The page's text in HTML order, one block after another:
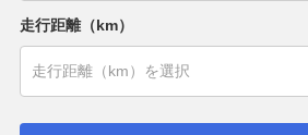
走行距離（km）